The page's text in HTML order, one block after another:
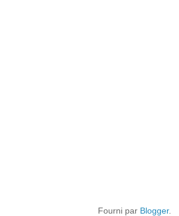
Fourni par Blogger.